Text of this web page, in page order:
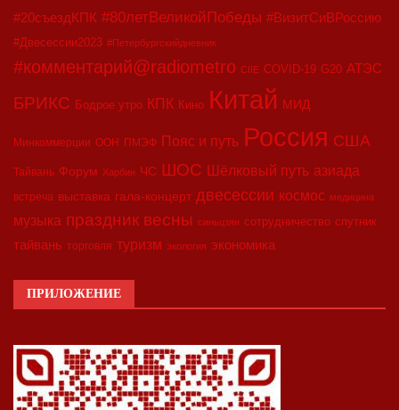
#20съездКПК #80летВеликойПобеды #ВизитСиВРоссию
#Двесессии2023 #Петербургскийдневник
#комментарий@radiometro CIIE COVID-19 G20 АТЭС
БРИКС Бодрое утро КПК Кино Китай МИД
Минкоммерции ООН ПМЭФ Пояс и путь Россия США
Тайвань Форум Харбин ЧС ШОС Шёлковый путь азиада
встреча выставка гала-концерт двесессии космос медицина
музыка праздник весны синьцзян сотрудничество спутник
тайвань торговля туризм экология экономика
ПРИЛОЖЕНИЕ